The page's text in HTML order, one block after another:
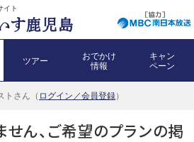
イト
ツアー
おでかけ
情報
キャン
ペーン
トさん（ ログイン／会員登録）
ん、ご希望のプランの掲